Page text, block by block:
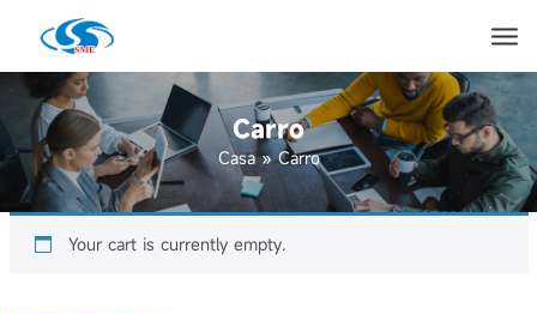
Carro
Casa»Carro
Your cart is currently empty.